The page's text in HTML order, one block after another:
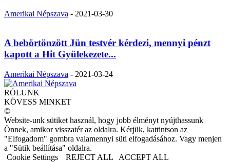
Amerikai Népszava - 2021-03-30
A bebörtönzött Jün testvér kérdezi, mennyi pénzt
kapott a Hit Gyülekezete...
Amerikai Népszava - 2021-03-24
RÓLUNK
KÖVESS MINKET
©
Website-unk sütiket használ, hogy jobb élményt nyújthassunk
Önnek, amikor visszatér az oldalra. Kérjük, kattintson az
"Elfogadom" gombra valamennyi süti elfogadásához. Vagy menjen
a "Sütik beállítása" oldalra.
Cookie Settings
REJECT ALL ACCEPT ALL